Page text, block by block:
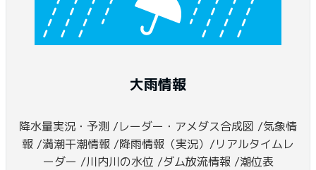
大雨情報
降水量実況・予測 /レーダー・アメダス合成図 /気象情
報 /満潮干潮情報 /降雨情報（実況）/リアルタイムレ
ーダー /川内川の水位 /ダム放流情報 /潮位表